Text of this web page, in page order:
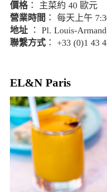
價格： 主菜約 40 歐元
營業時間 ： 每天上午
地址 ： Pl. Louis-
聯繫方式 ： +33 (0)1 43
EL&N Paris